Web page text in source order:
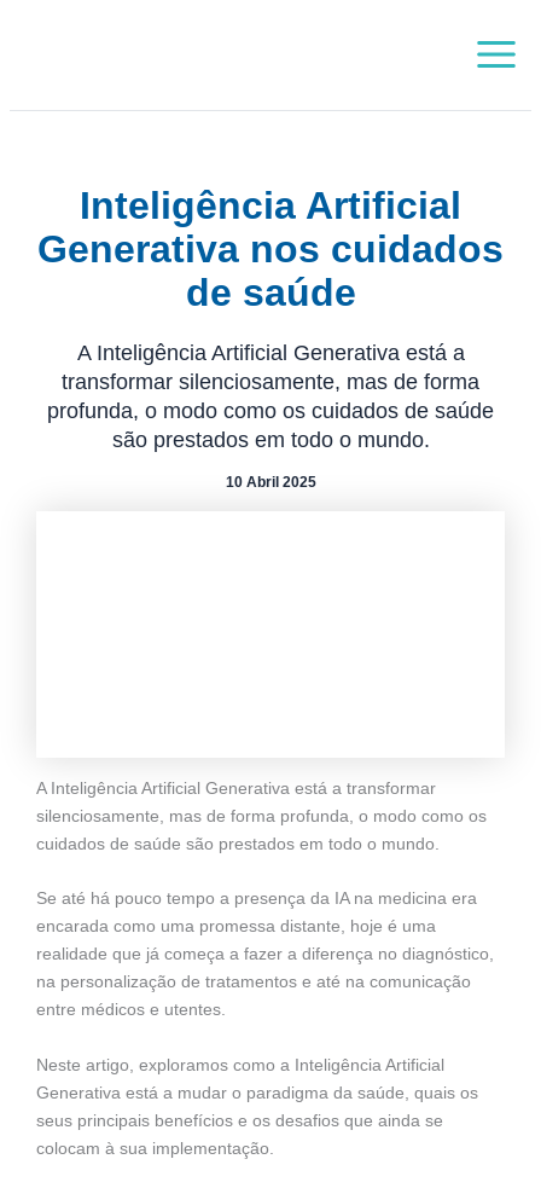
Menu
Inteligência Artificial
Generativa nos cuidados
de saúde
A Inteligência Artificial Generativa está a
transformar silenciosamente, mas de forma
profunda, o modo como os cuidados de saúde
são prestados em todo o mundo.
10 Abril 2025
A Inteligência Artificial Generativa está a transformar
silenciosamente, mas de forma profunda, o modo como os
cuidados de saúde são prestados em todo o mundo.
Se até há pouco tempo a presença da IA na medicina era
encarada como uma promessa distante, hoje é uma
realidade que já começa a fazer a diferença no diagnóstico,
na personalização de tratamentos e até na comunicação
entre médicos e utentes.
Neste artigo, exploramos como a Inteligência Artificial
Generativa está a mudar o paradigma da saúde, quais os
seus principais benefícios e os desafios que ainda se
colocam à sua implementação.